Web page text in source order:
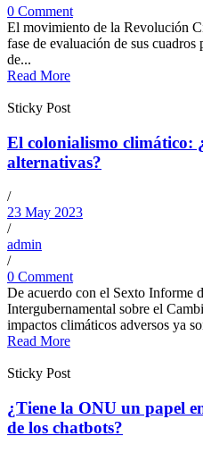
0 Comment
El movimiento de la Revolución
fase de evaluación de sus
de...
Read More
Sticky Post
El colonialismo climático:
alternativas?
/
23 May 2023
/
admin
/
0 Comment
De acuerdo con el Sexto Informe
Intergubernamental sobre el
impactos climáticos adversos ya
Read More
Sticky Post
¿Tiene la ONU un papel
de los chatbots?